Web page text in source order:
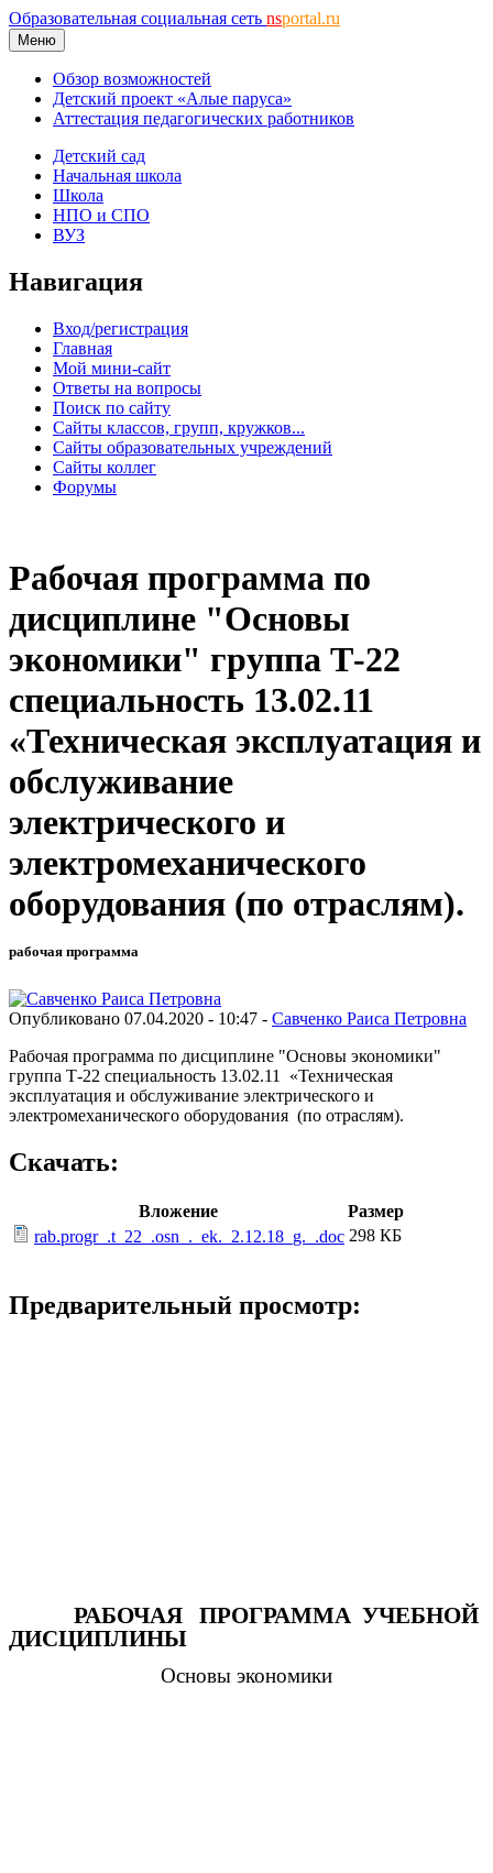
Образовательная социальная сеть nsportal.ru
Меню
Обзор возможностей
Детский проект «Алые паруса»
Аттестация педагогических работников
Детский сад
Начальная школа
Школа
НПО и СПО
ВУЗ
Навигация
Вход/регистрация
Главная
Мой мини-сайт
Ответы на вопросы
Поиск по сайту
Сайты классов, групп, кружков...
Сайты образовательных учреждений
Сайты коллег
Форумы
Рабочая программа по
дисциплине "Основы
экономики" группа Т-22
специальность 13.02.11
«Техническая эксплуатация и
обслуживание
электрического и
электромеханического
оборудования (по отраслям).
рабочая программа
Опубликовано 07.04.2020 - 10:47 - Cавченко Раиса Петровна
Рабочая программа по дисциплине "Основы экономики"
группа Т-22 специальность 13.02.11 «Техническая
эксплуатация и обслуживание электрического и
электромеханического оборудования (по отраслям).
Скачать:
Вложение
Размер
rab.progr_.t_22_.osn_._ek._2.12.18_g._.doc 298 КБ
Предварительный просмотр:
РАБОЧАЯ ПРОГРАММА УЧЕБНОЙ
ДИСЦИПЛИНЫ
Основы экономики